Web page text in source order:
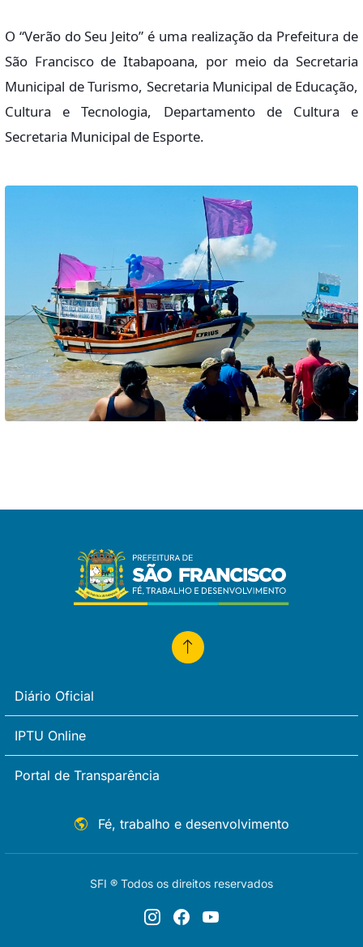
O “Verão do Seu Jeito” é uma realização da Prefeitura de
São Francisco de Itabapoana, por meio da Secretaria
Municipal de Turismo, Secretaria Municipal de Educação,
Cultura e Tecnologia, Departamento de Cultura e
Secretaria Municipal de Esporte.
Diário Oficial
IPTU Online
Portal de Transparência
Fé, trabalho e desenvolvimento
SFI ® Todos os direitos reservados